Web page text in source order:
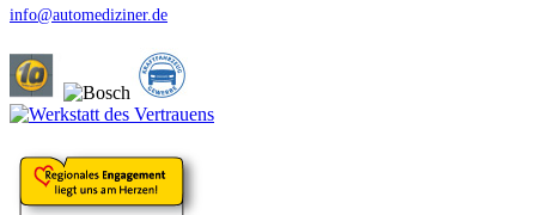
info@automediziner.de